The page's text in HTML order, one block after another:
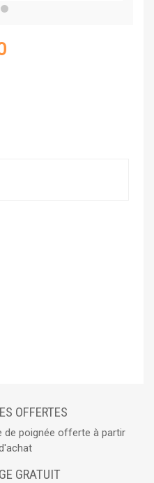
OFFERTES
de poignée offerte à partir
GRATUIT